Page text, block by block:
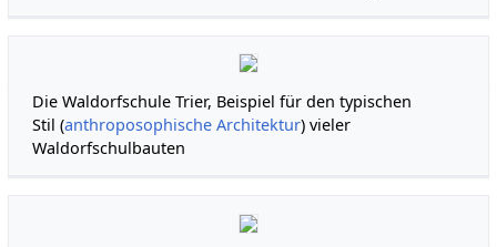
Die Waldorfschule Trier, Beispiel für den typischen
Stil (anthroposophische Architektur) vieler
Waldorfschulbauten